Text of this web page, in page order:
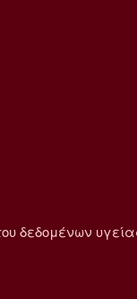
δεδομένων